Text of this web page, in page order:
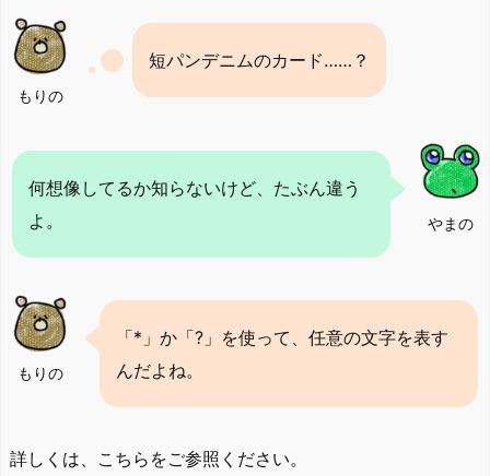
もりの
短パンデニムのカード……？
やまの
何想像してるか知らないけど、たぶん違う
よ。
もりの
「*」か「?」を使って、任意の文字を表す
んだよね。
詳しくは、こちらをご参照ください。